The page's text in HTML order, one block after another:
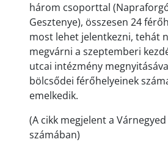
három csoporttal
Gesztenye), összesen 24
most lehet jelentkezni, tehát
megvárni a szeptemberi
utcai intézmény
bölcsődei férőhelyeinek
emelkedik.
(A cikk megjelent a
számában)